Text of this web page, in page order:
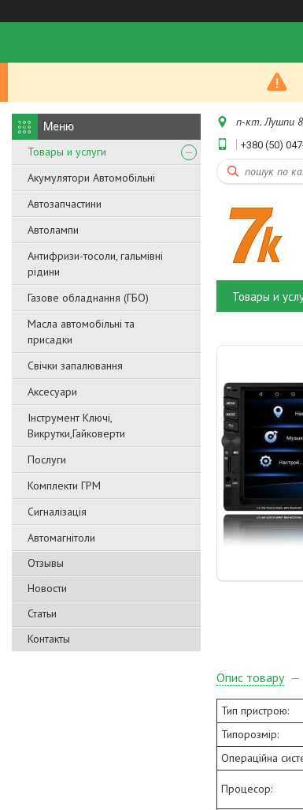
Товары и услуги
Акумулятори Автомобільні
Автозапчастини
Автолампи
Антифризи-тосоли, гальмівні
рідини
Газове обладнання (ГБО)
Масла автомобільні та
присадки
Свічки запалювання
Аксесуари
Інструмент Ключі,
Викрутки,Гайковерти
Послуги
Комплекти ГРМ
Сигналізація
Автомагнітоли
Отзывы
Новости
Статьи
Контакты
п-кт. Лушпи
+380 (50)
Товары и
Опис товару
Тип пристрою:
Типорозмір:
Операційна
Процесор: